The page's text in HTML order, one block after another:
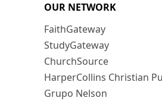
OUR NETWORK
FaithGateway
StudyGateway
ChurchSource
HarperCollins Christian
Grupo Nelson